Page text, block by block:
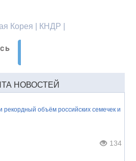
Корея | КНДР |
НОВОСТЕЙ
рекордный объём российских семечек и
134